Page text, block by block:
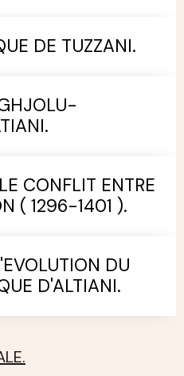
DE TUZZANI.
CONFLIT ENTRE
( 1296-1401 ).
DU
D'ALTIANI.